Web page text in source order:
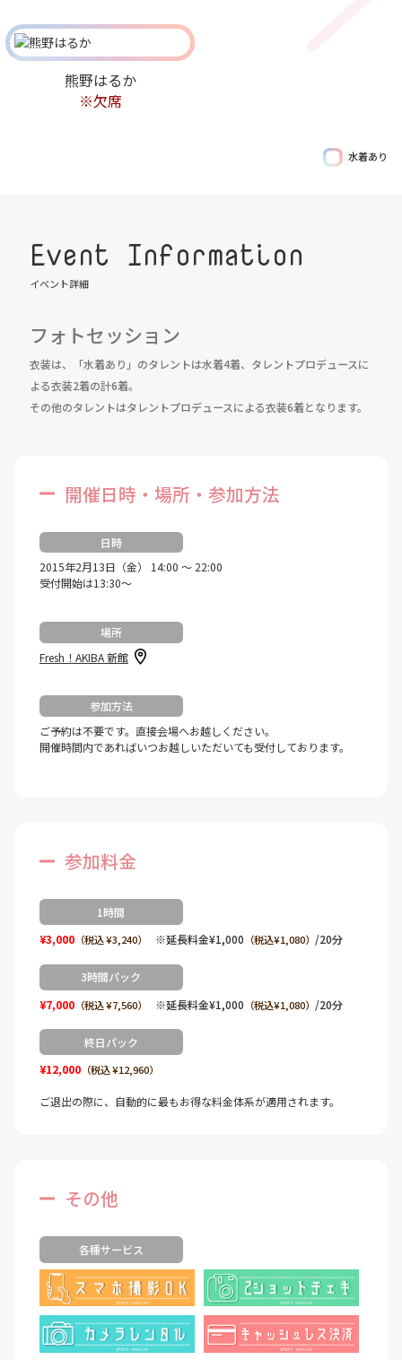
熊野はるか
※欠席
水着あり
Event Information
イベント詳細
フォトセッション
衣装は、「水着あり」のタレントは水着4着、タレントプロデュースに
よる衣装2着の計6着。
その他のタレントはタレントプロデュースによる衣装6着となります。
開催日時・場所・参加方法
日時
2015年2月13日（金） 14:00 ～ 22:00
受付開始は13:30～
場所
Fresh！AKIBA 新館
参加方法
ご予約は不要です。直接会場へお越しください。
開催時間内であればいつお越しいただいても受付しております。
参加料金
1時間
¥3,000（税込 ¥3,240） ※延長料金¥1,000 （税込¥1,080） /20分
3時間パック
¥7,000（税込 ¥7,560） ※延長料金¥1,000 （税込¥1,080） /20分
終日パック
¥12,000（税込 ¥12,960）
ご退出の際に、自動的に最もお得な料金体系が適用されます。
その他
各種サービス